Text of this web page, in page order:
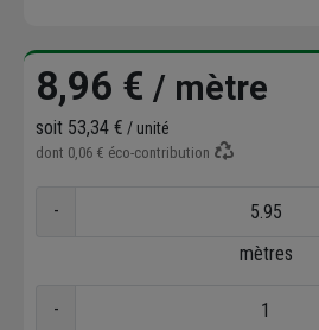
8,96 € / mètre
soit 53,34 € / unité
dont 0,06 € éco-contribution
-
mètres
-